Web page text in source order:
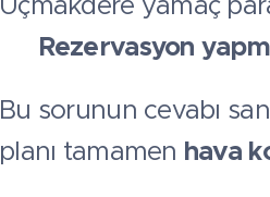
Rezervasyon
Bu sorunun cevabı
planı tamamen hava